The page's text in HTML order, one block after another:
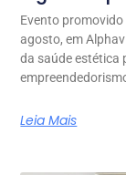
Evento promovido
agosto, em
da saúde estética
Leia Mais